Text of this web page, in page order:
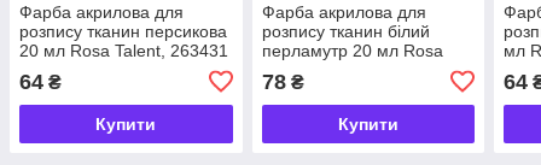
Фарба акрилова для
розпису тканин персикова
20 мл Rosa Talent, 263431
64 ₴
Купити
Фарба акрилова для
розпису тканин білий
перламутр 20 мл Rosa
78₴
Купити
мл
64